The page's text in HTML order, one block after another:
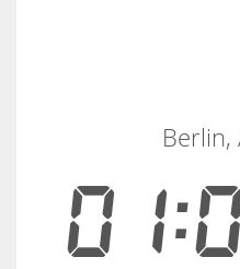
Berlin,